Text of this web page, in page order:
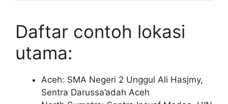
Daftar contoh lokasi
utama:
Aceh: SMA Negeri 2 Unggul Ali Hasjmy,
Sentra Darussa’adah Aceh